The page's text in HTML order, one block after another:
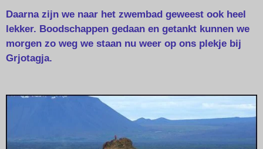
Daarna zijn we naar het zwembad geweest ook heel
lekker. Boodschappen gedaan en getankt kunnen we
morgen zo weg we staan nu weer op ons plekje bij
Grjotagja.